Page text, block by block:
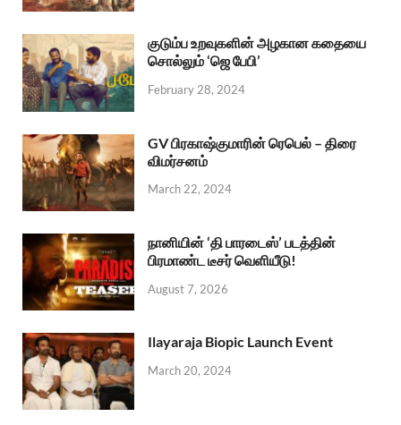
குடும்ப உறவுகளின் அழகான கதையை
சொல்லும் ‘ஜெ பேபி’
February 28, 2024
GV பிரகாஷ்குமாரின் ரெபெல் – திரை
விமர்சனம்
March 22, 2024
நானியின் ‘தி பாரடைஸ்’ படத்தின்
பிரமாண்ட டீசர் வெளியீடு!
August 7, 2026
Ilayaraja Biopic Launch Event
March 20, 2024